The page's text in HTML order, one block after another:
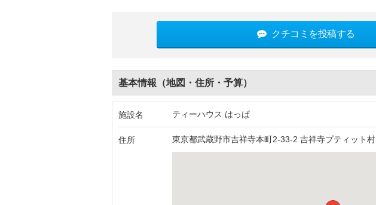
クチコミを投稿する
基本情報（地図・住所・予算）
施設名 ティーハウス はっぱ
住所 東京都武蔵野市吉祥寺本町2-33-2 吉祥寺プティット村